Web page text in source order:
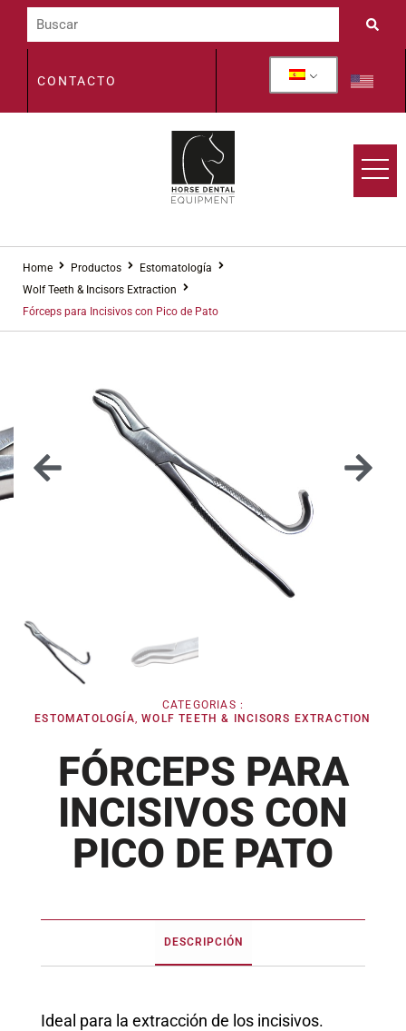
CONTACTO
Home Productos
Estomatología
Wolf Teeth & Incisors Extraction
Fórceps para Incisivos con Pico de Pato
CATEGORIAS :
ESTOMATOLOGÍA,WOLF TEETH & INCISORS EXTRACTION
FÓRCEPS PARA
INCISIVOS CON
PICO DE PATO
DESCRIPCIÓN
Ideal para la extracción de los incisivos.